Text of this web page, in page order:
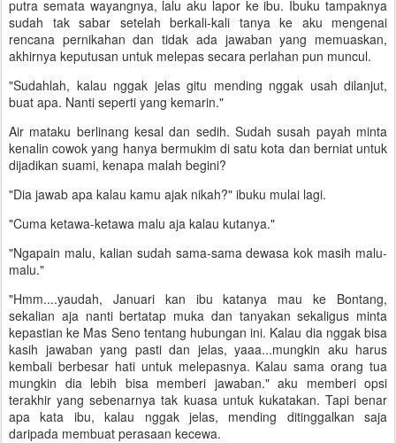
putra semata wayangnya, lalu aku lapor ke ibu. Ibuku tampaknya
sudah tak sabar setelah berkali-kali tanya ke aku mengenai
rencana pernikahan dan tidak ada jawaban yang memuaskan,
akhirnya keputusan untuk melepas secara perlahan pun muncul.
"Sudahlah, kalau nggak jelas gitu mending nggak usah dilanjut,
buat apa. Nanti seperti yang kemarin."
Air mataku berlinang kesal dan sedih. Sudah susah payah minta
kenalin cowok yang hanya bermukim di satu kota dan berniat untuk
dijadikan suami, kenapa malah begini?
"Dia jawab apa kalau kamu ajak nikah?" ibuku mulai lagi.
"Cuma ketawa-ketawa malu aja kalau kutanya."
"Ngapain malu, kalian sudah sama-sama dewasa kok masih malu-
malu."
"Hmm....yaudah, Januari kan ibu katanya mau ke Bontang,
sekalian aja nanti bertatap muka dan tanyakan sekaligus minta
kepastian ke Mas Seno tentang hubungan ini. Kalau dia nggak bisa
kasih jawaban yang pasti dan jelas, yaaa...mungkin aku harus
kembali berbesar hati untuk melepasnya. Kalau sama orang tua
mungkin dia lebih bisa memberi jawaban." aku memberi opsi
terakhir yang sebenarnya tak kuasa untuk kukatakan. Tapi benar
apa kata ibu, kalau nggak jelas, mending ditinggalkan saja
daripada membuat perasaan kecewa.